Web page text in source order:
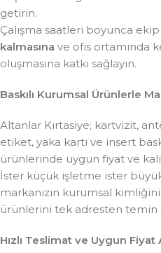
getirin.
Çalışma saatleri boyunca ekip
kalmasına ve ofis ortamında
oluşmasına katkı sağlayın.
Baskılı Kurumsal Ürünlerle
Altanlar Kırtasiye; kartvizit,
etiket, yaka kartı ve insert
ürünlerinde uygun fiyat ve
İster küçük işletme ister
markanızın kurumsal
ürünlerini tek adresten temin
Hızlı Teslimat ve Uygun Fiyat